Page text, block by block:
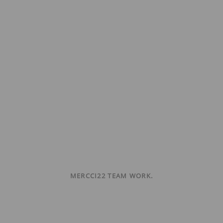
MERCCI22 TEAM WORK.